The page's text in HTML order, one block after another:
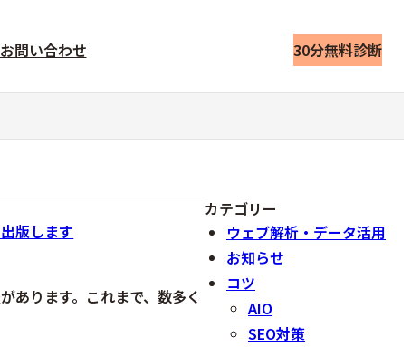
お問い合わせ 30分無料診断
版します
あります。これまで、数多く
カテゴリー
ウェブ解析・データ活用
お知らせ
コツ
AIO
SEO対策